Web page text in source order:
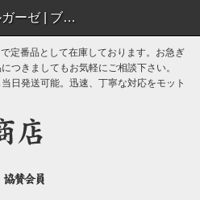
ダブルガーゼ | ブログ
定番品として在庫しております。お急ぎ
つきましてもお気軽にご相談下さい。
日発送可能。迅速、丁寧な対応をモット